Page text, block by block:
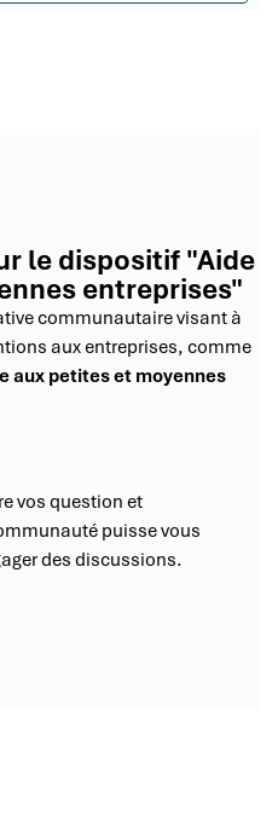
le dispositif "Aide
entreprises"
communautaire visant à
aux entreprises, comme
aux petites et moyennes
vos question et
puisse vous
des discussions.